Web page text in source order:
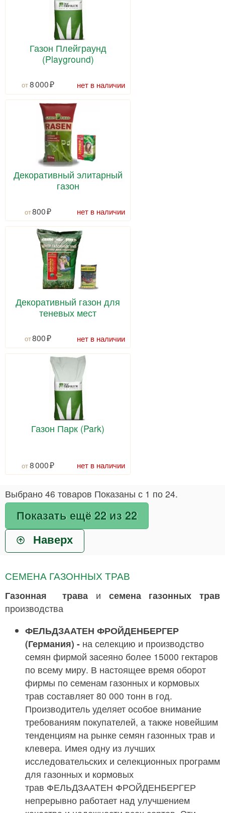
Газон Плейграунд
(Playground)
8 000 нет в наличии
Декоративный элитарный
газон
800 нет в наличии
Декоративный газон для
теневых мест
800 нет в наличии
Газон Парк (Park)
8 000 нет в наличии
Выбрано 46 товаров Показаны с 1 по 24.
Показать ещё 22 из 22
Наверх
СЕМЕНА ГАЗОННЫХ ТРАВ
Газонная трава и семена газонных трав
производства
ФЕЛЬДЗААТЕН ФРОЙДЕНБЕРГЕР
(Германия) - на селекцию и производство
семян фирмой засеяно более 15000 гектаров
по всему миру. В настоящее время оборот
фирмы по семенам газонных и кормовых
трав составляет 80 000 тонн в год.
Производитель уделяет особое внимание
требованиям покупателей, а также новейшим
тенденциям на рынке семян газонных трав и
клевера. Имея одну из лучших
исследовательских и селекционных программ
для газонных и кормовых
трав ФЕЛЬДЗААТЕН ФРОЙДЕНБЕРГЕР
непрерывно работает над улучшением